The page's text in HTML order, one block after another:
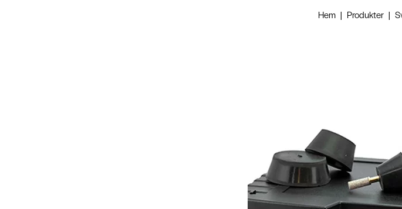
Hem | Produkter |